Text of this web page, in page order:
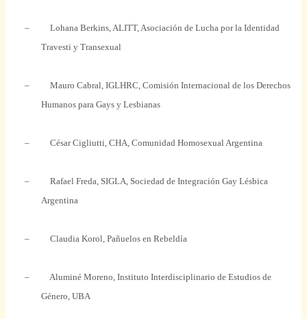
– Lohana Berkins, ALITT, Asociación de Lucha porla Identidad
Travesti y Transexual
– Mauro Cabral, IGLHRC, Comisión Internacional de los Derechos
Humanos para Gays y Lesbianas
– César Cigliutti, CHA, Comunidad Homosexual Argentina
– Rafael Freda, SIGLA, Sociedad de Integración Gay Lésbica
Argentina
– Claudia Korol, Pañuelos en Rebeldía
– Aluminé Moreno, Instituto Interdisciplinario de Estudios de
Género, UBA